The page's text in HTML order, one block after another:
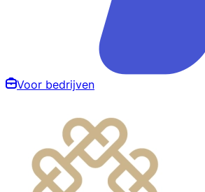
Voor bedrijven